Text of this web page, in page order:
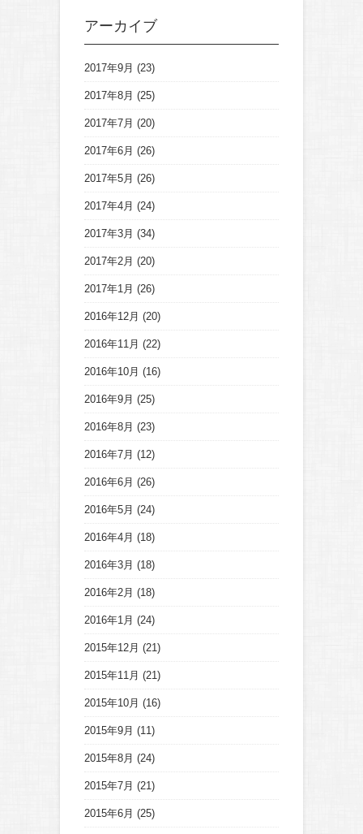
アーカイブ
2017年9月 (23)
2017年8月 (25)
2017年7月 (20)
2017年6月 (26)
2017年5月 (26)
2017年4月 (24)
2017年3月 (34)
2017年2月 (20)
2017年1月 (26)
2016年12月 (20)
2016年11月 (22)
2016年10月 (16)
2016年9月 (25)
2016年8月 (23)
2016年7月 (12)
2016年6月 (26)
2016年5月 (24)
2016年4月 (18)
2016年3月 (18)
2016年2月 (18)
2016年1月 (24)
2015年12月 (21)
2015年11月 (21)
2015年10月 (16)
2015年9月 (11)
2015年8月 (24)
2015年7月 (21)
2015年6月 (25)